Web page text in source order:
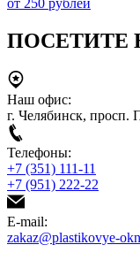
Наш офис:
г. Челябинск, просп.
Телефоны:
+7 (351) 111-11
+7 (951) 222-22
E-mail:
zakaz@plastikovye-